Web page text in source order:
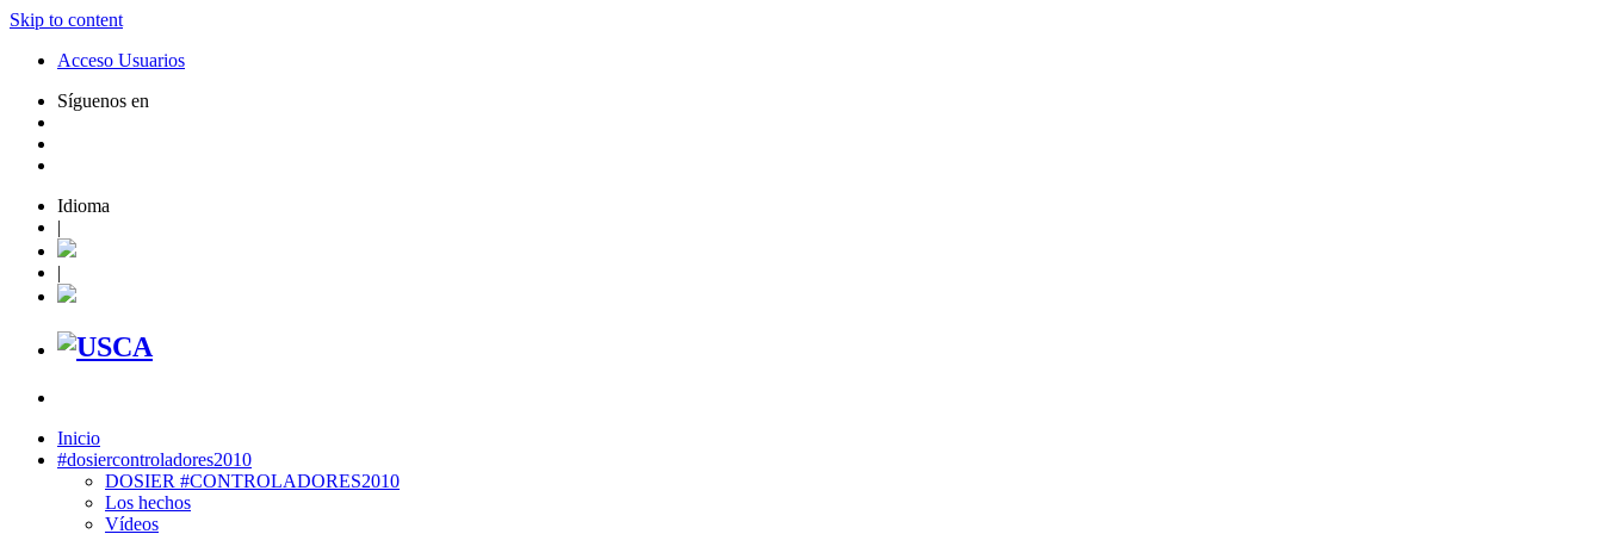
Skip to content
Acceso Usuarios
Síguenos en
Idioma
|
|
Inicio
#dosiercontroladores2010
DOSIER #CONTROLADORES2010
Los hechos
Vídeos